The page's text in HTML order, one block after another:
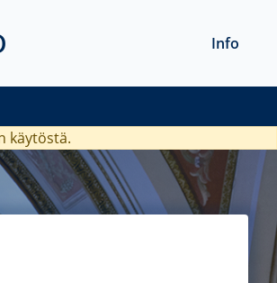
Info
käytöstä.